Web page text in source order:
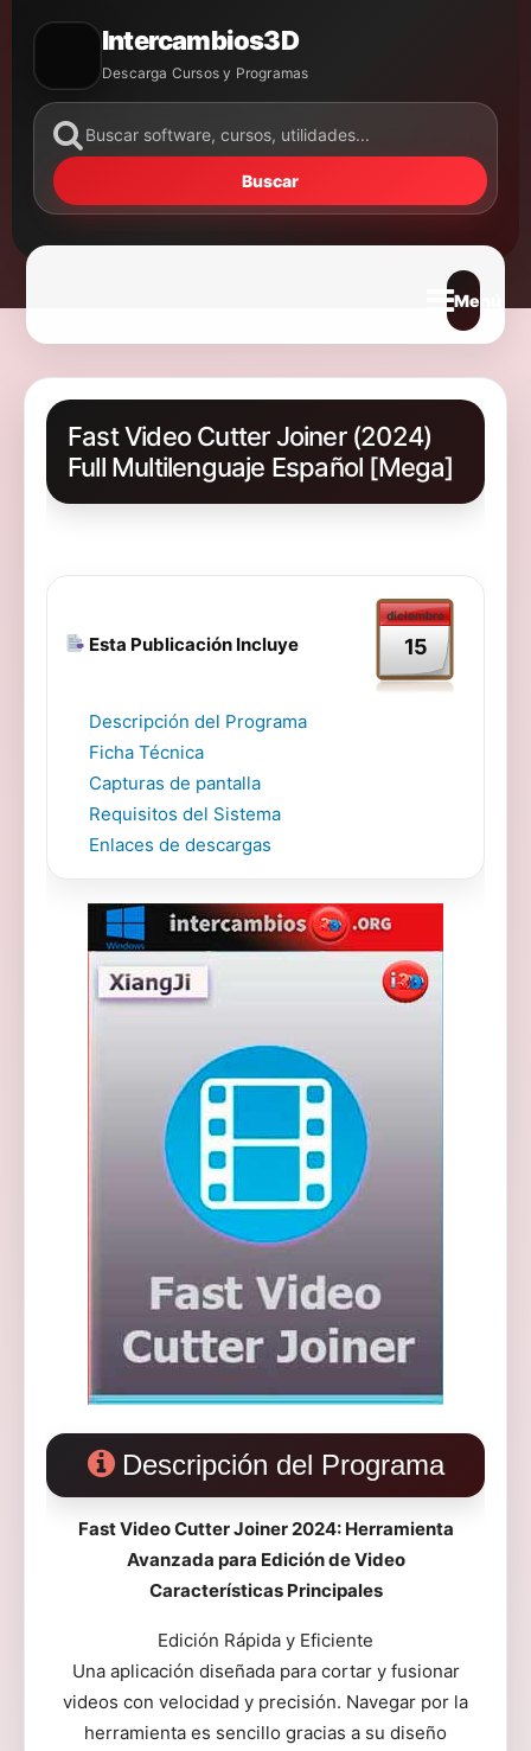
Intercambios3D
Descarga Cursos y Programas
Buscar
Abrir
Fast Video Cutter Joiner (2024)
Full Multilenguaje Español [Mega]
Esta Publicación Incluye
diciembre
15
Descripción del Programa
Ficha Técnica
Capturas de pantalla
Requisitos del Sistema
Enlaces de descargas
Descripción del Programa
Fast Video Cutter Joiner 2024: Herramienta
Avanzada para Edición de Video
Características Principales
Edición Rápida y Eficiente
Una aplicación diseñada para cortar y fusionar
videos con velocidad y precisión. Navegar por la
herramienta es sencillo gracias a su diseño